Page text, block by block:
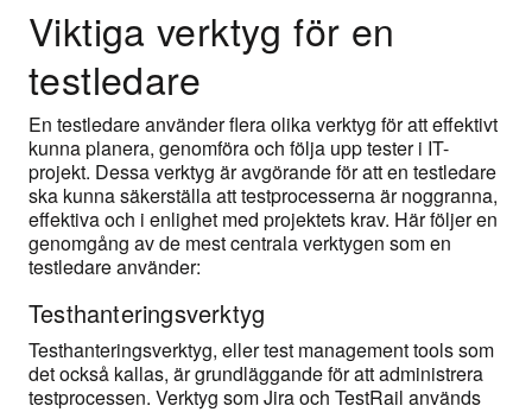
Viktiga verktyg för en
testledare
En testledare använder flera olika verktyg för att effektivt
kunna planera, genomföra och följa upp tester i IT-
projekt. Dessa verktyg är avgörande för att en testledare
ska kunna säkerställa att testprocesserna är noggranna,
effektiva och i enlighet med projektets krav. Här följer en
genomgång av de mest centrala verktygen som en
testledare använder:
Testhanteringsverktyg
Testhanteringsverktyg, eller test management tools som
det också kallas, är grundläggande för att administrera
testprocessen. Verktyg som Jira och TestRail används